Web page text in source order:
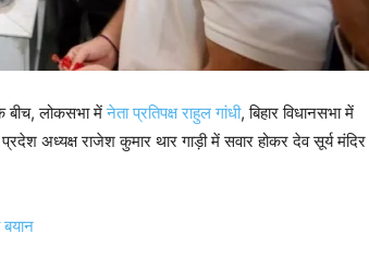
लोकसभा मेंनेता प्रतिपक्ष राहुल गांधी, बिहार विधानसभा में
अध्यक्ष राजेश कुमार थार गाड़ी में सवार होकर देव सूर्य मंदिर